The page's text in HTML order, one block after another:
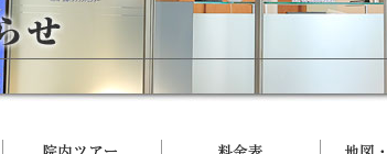
院長・スタッフ 院内ツアー 料金表